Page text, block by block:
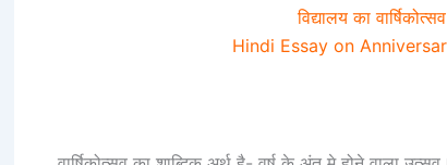
विद्यालय का
Hindi Essay on